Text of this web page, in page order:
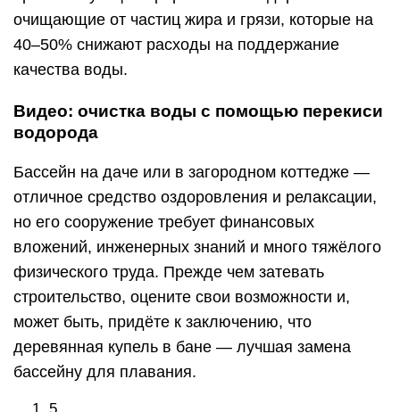
очищающие от частиц жира и грязи, которые на
40–50% снижают расходы на поддержание
качества воды.
Видео: очистка воды с помощью перекиси
водорода
Бассейн на даче или в загородном коттедже —
отличное средство оздоровления и релаксации,
но его сооружение требует финансовых
вложений, инженерных знаний и много тяжёлого
физического труда. Прежде чем затевать
строительство, оцените свои возможности и,
может быть, придёте к заключению, что
деревянная купель в бане — лучшая замена
бассейну для плавания.